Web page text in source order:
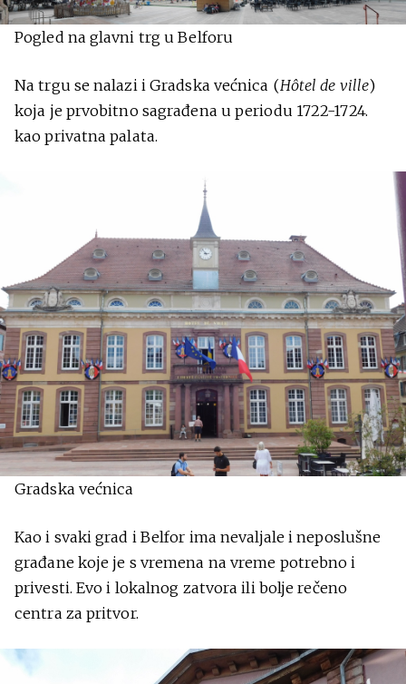
Pogled na glavni trg u Belforu
Na trgu se nalazi i Gradska većnica (Hôtel de ville)
koja je prvobitno sagrađena u periodu 1722-1724.
kao privatna palata.
Gradska većnica
Kao i svaki grad i Belfor ima nevaljale i neposlušne
građane koje je s vremena na vreme potrebno i
privesti. Evo i lokalnog zatvora ili bolje rečeno
centra za pritvor.